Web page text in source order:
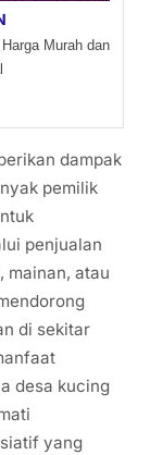
Murah dan
dampak
pemilik
penjualan
mainan, atau
di sekitar
desa kucing
yang